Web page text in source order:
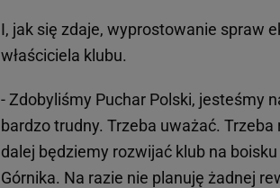
I, jak się zdaje, wyprostowanie spraw
właściciela klubu.
- Zdobyliśmy Puchar Polski, jesteśmy
bardzo trudny. Trzeba uważać. Trzeba
dalej będziemy rozwijać klub na
Górnika. Na razie nie planuję żadnej